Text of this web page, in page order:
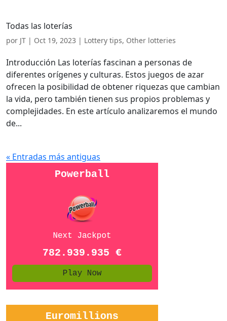
Todas las loterías
por JT | Oct 19, 2023 | Lottery tips, Other lotteries
Introducción Las loterías fascinan a personas de
diferentes orígenes y culturas. Estos juegos de azar
ofrecen la posibilidad de obtener riquezas que cambian
la vida, pero también tienen sus propios problemas y
complejidades. En este artículo analizaremos el mundo
de...
« Entradas más antiguas